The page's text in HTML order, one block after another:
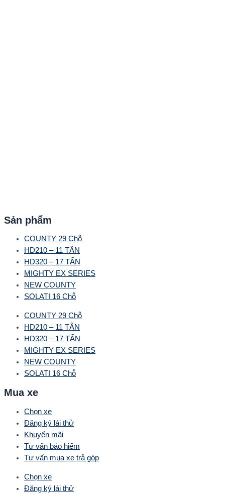
Sản phẩm
COUNTY 29 Chỗ
HD210 – 11 TẤN
HD320 – 17 TẤN
MIGHTY EX SERIES
NEW COUNTY
SOLATI 16 Chỗ
COUNTY 29 Chỗ
HD210 – 11 TẤN
HD320 – 17 TẤN
MIGHTY EX SERIES
NEW COUNTY
SOLATI 16 Chỗ
Mua xe
Chọn xe
Đăng ký lái thử
Khuyến mãi
Tư vấn bảo hiểm
Tư vấn mua xe trả góp
Chọn xe
Đăng ký lái thử